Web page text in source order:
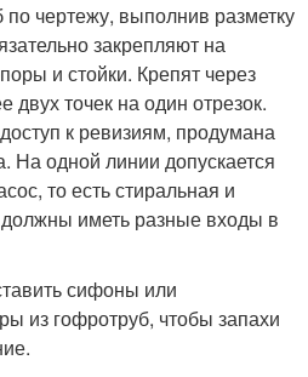
по чертежу, выполнив разметку
закрепляют на
и стойки. Крепят через
точек на один отрезок.
к ревизиям, продумана
На одной линии допускается
то есть стиральная и
иметь разные входы в
сифоны или
из гофротруб, чтобы запахи